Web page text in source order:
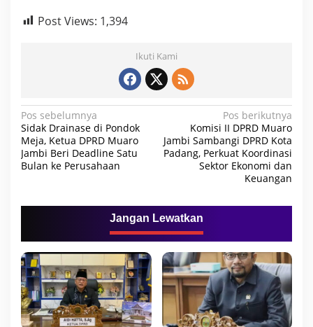
Post Views: 1,394
Ikuti Kami
N
a
v
s
i
p
o
s
Pos sebelumnya
Sidak Drainase di Pondok
Meja, Ketua DPRD Muaro
Jambi Beri Deadline Satu
Bulan ke Perusahaan
Pos berikutnya
Komisi II DPRD Muaro
Jambi Sambangi DPRD Kota
Padang, Perkuat Koordinasi
Sektor Ekonomi dan
Keuangan
Jangan Lewatkan